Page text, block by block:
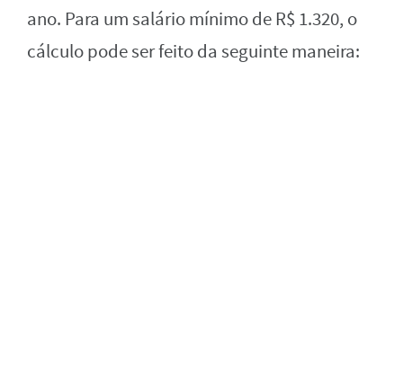
ano. Para um salário mínimo de R$ 1.320, o
cálculo pode ser feito da seguinte maneira: